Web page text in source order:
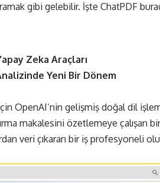
gibi gelebilir. İşte ChatPDF
Zeka Araçları
Yeni Bir Dönem
OpenAI’nin gelişmiş doğal dil
makalesini özetlemeye çalışan
veri çıkaran bir iş profesyoneli